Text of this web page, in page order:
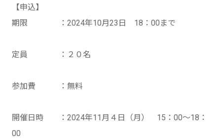
【申込】
期限 ：2024年10月23日 18：00まで
定員 ：２０名
参加費 ：無料
開催日時 ：2024年11月４日（月） 15：00～18：
00